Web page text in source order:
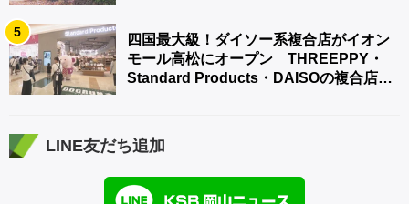
5
四国最大級！ダイソー系複合店がイオン
モール高松にオープン THREEPPY・
Standard Products・DAISOの複合店は
LINE友だち追加